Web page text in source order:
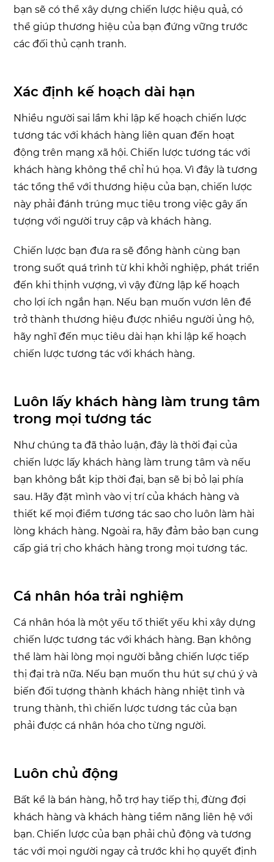
bạn sẽ có thể xây dựng chiến lược hiệu quả, có
thể giúp thương hiệu của bạn đứng vững trước
các đối thủ cạnh tranh.
Xác định kế hoạch dài hạn
Nhiều người sai lầm khi lập kế hoạch chiến lược
tương tác với khách hàng liên quan đến hoạt
động trên mạng xã hội. Chiến lược tương tác với
khách hàng không thể chỉ hú họa. Vì đây là tương
tác tổng thể với thương hiệu của bạn, chiến lược
này phải đánh trúng mục tiêu trong việc gây ấn
tượng với người truy cập và khách hàng.
Chiến lược bạn đưa ra sẽ đồng hành cùng bạn
trong suốt quá trình từ khi khởi nghiệp, phát triển
đến khi thịnh vượng, vì vậy đừng lập kế hoạch
cho lợi ích ngắn hạn. Nếu bạn muốn vươn lên để
trở thành thương hiệu được nhiều người ủng hộ,
hãy nghĩ đến mục tiêu dài hạn khi lập kế hoạch
chiến lược tương tác với khách hàng.
Luôn lấy khách hàng làm trung tâm
trong mọi tương tác
Như chúng ta đã thảo luận, đây là thời đại của
chiến lược lấy khách hàng làm trung tâm và nếu
bạn không bắt kịp thời đại, bạn sẽ bị bỏ lại phía
sau. Hãy đặt mình vào vị trí của khách hàng và
thiết kế mọi điểm tương tác sao cho luôn làm hài
lòng khách hàng. Ngoài ra, hãy đảm bảo bạn cung
cấp giá trị cho khách hàng trong mọi tương tác.
Cá nhân hóa trải nghiệm
Cá nhân hóa là một yếu tố thiết yếu khi xây dựng
chiến lược tương tác với khách hàng. Bạn không
thể làm hài lòng mọi người bằng chiến lược tiếp
thị đại trà nữa. Nếu bạn muốn thu hút sự chú ý và
biến đối tượng thành khách hàng nhiệt tình và
trung thành, thì chiến lược tương tác của bạn
phải được cá nhân hóa cho từng người.
Luôn chủ động
Bất kể là bán hàng, hỗ trợ hay tiếp thị, đừng đợi
khách hàng và khách hàng tiềm năng liên hệ với
bạn. Chiến lược của bạn phải chủ động và tương
tác với mọi người ngay cả trước khi họ quyết định